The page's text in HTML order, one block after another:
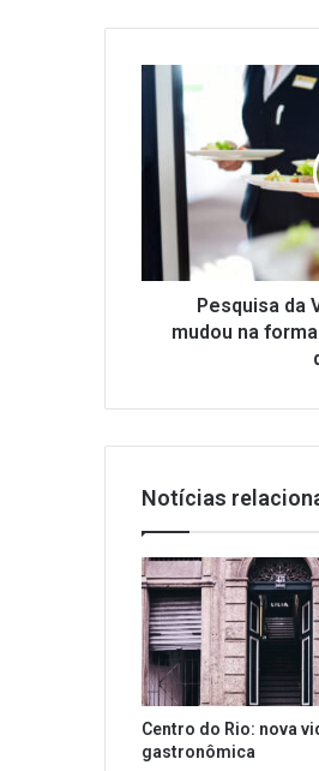
Pesquisa
da
Veja
Rio
revela
que
mudou
na
Pesquisa da
mudou na
Notícias
Centro do Rio: nova
gastronômica